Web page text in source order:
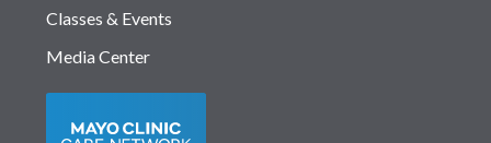
Classes & Events
Media Center